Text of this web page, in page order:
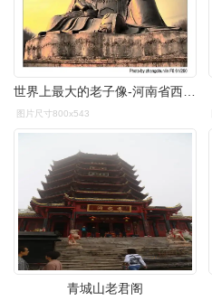
图片尺寸800x543
青城山老君阁